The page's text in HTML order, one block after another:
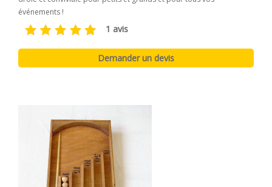
événements !
1 avis